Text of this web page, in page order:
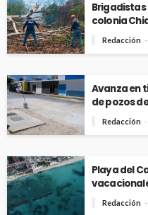
Brigadistas
colonia
Redacción
Avanza en
de pozos
Redacción
Playa del
Redacción